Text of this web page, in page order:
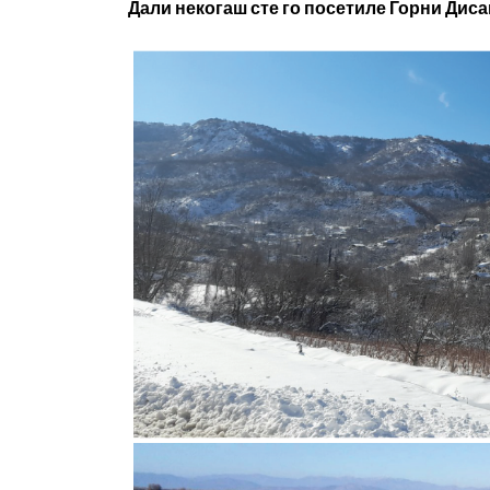
Дали некогаш сте го посетиле Горни